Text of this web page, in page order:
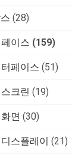
(28)
이스 (159)
페이스 (51)
크린 (19)
면 (30)
스플레이 (21)